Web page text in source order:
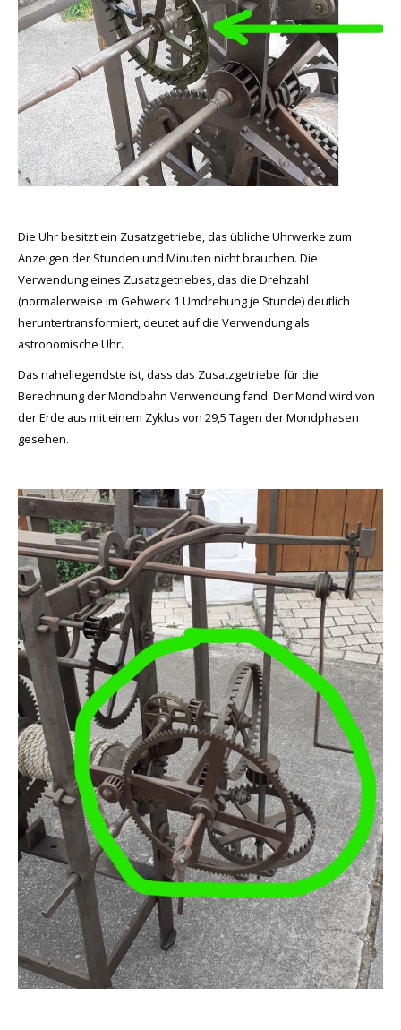
Die Uhr besitzt ein Zusatzgetriebe, das übliche Uhrwerke zum
Anzeigen der Stunden und Minuten nicht brauchen. Die
Verwendung eines Zusatzgetriebes, das die Drehzahl
(normalerweise im Gehwerk 1 Umdrehung je Stunde) deutlich
heruntertransformiert, deutet auf die Verwendung als
astronomische Uhr.
Das naheliegendste ist, dass das Zusatzgetriebe für die
Berechnung der Mondbahn Verwendung fand. Der Mond wird von
der Erde aus mit einem Zyklus von 29,5 Tagen der Mondphasen
gesehen.